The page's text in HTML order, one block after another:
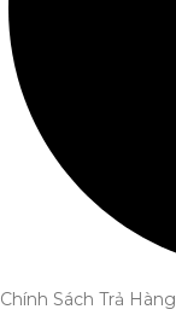
Chính Sách Trả Hàng